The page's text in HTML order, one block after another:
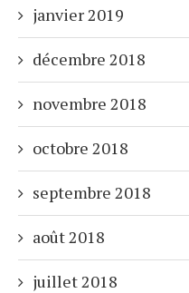
janvier 2019
décembre 2018
novembre 2018
octobre 2018
septembre 2018
août 2018
juillet 2018